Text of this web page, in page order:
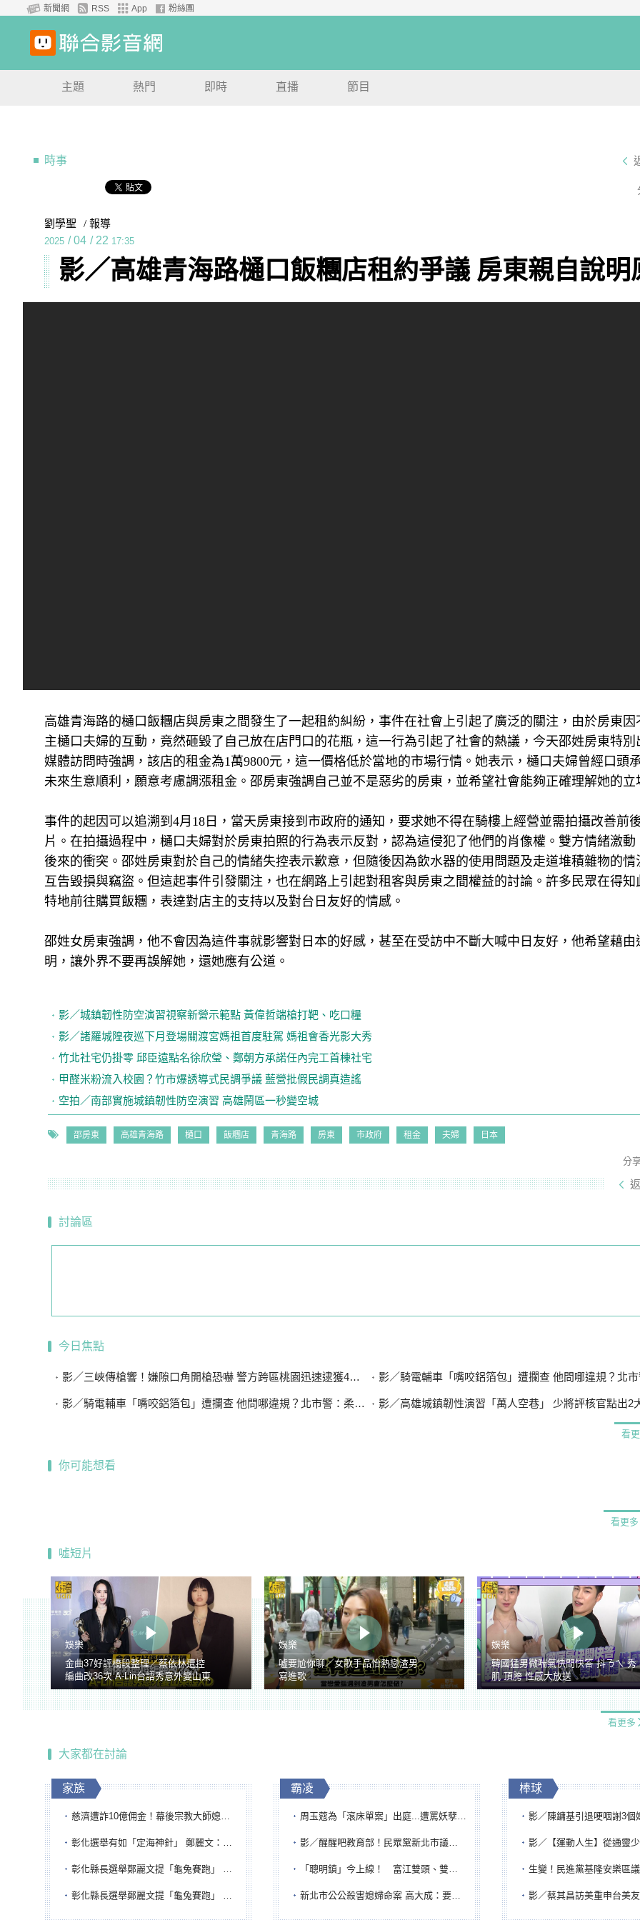
新聞網 RSS App 粉絲團
主題 熱門 即時 直播 節目
時事
劉學聖 / 報導
2025 / 04 / 22 17:35
影／高雄青海路樋口飯糰店租約爭議 房東親自說明
高雄青海路的樋口飯糰店與房東之間發生了一起租約糾紛，事件在社會上引起了廣泛的關注，由於房東因
主樋口夫婦的互動，竟然砸毀了自己放在店門口的花瓶，這一行為引起了社會的熱議，今天邵姓房東特別
媒體訪問時強調，該店的租金為1萬9800元，這一價格低於當地的市場行情。她表示，樋口夫婦曾經口頭
未來生意順利，願意考慮調漲租金。邵房東強調自己並不是惡劣的房東，並希望社會能夠正確理解她的立
事件的起因可以追溯到4月18日，當天房東接到市政府的通知，要求她不得在騎樓上經營並需拍攝改善前
片。在拍攝過程中，樋口夫婦對於房東拍照的行為表示反對，認為這侵犯了他們的肖像權。雙方情緒激動
後來的衝突。邵姓房東對於自己的情緒失控表示歉意，但隨後因為飲水器的使用問題及走道堆積雜物的情
互告毀損與竊盜。但這起事件引發關注，也在網路上引起對租客與房東之間權益的討論。許多民眾在得知
特地前往購買飯糰，表達對店主的支持以及對台日友好的情感。
邵姓女房東強調，他不會因為這件事就影響對日本的好感，甚至在受訪中不斷大喊中日友好，他希望藉由
明，讓外界不要再誤解她，還她應有公道。
影／城鎮韌性防空演習視察新營示範點 黃偉哲端槍打靶、吃口糧
影／諸羅城隍夜巡下月登場關渡宮媽祖首度駐駕 媽祖會香光影大秀
竹北社宅仍掛零 邱臣遠點名徐欣瑩、鄭朝方承諾任內完工首棟社宅
甲醛米粉流入校園？竹市爆誘導式民調爭議 藍營批假民調真造謠
空拍／南部實施城鎮韌性防空演習 高雄鬧區一秒變空城
邵房東 高雄青海路 樋口 飯糰店 青海路 房東 市政府 租金 夫婦 日本
分
討論區
今日焦點
影／三峽傳槍響！嫌隙口角開槍恐嚇 警方跨區桃園迅速逮獲4嫌送辦 影／騎電輔車「嘴咬鋁箔包」遭攔查 他問哪違規？北市警：
影／騎電輔車「嘴咬鋁箔包」遭攔查 他問哪違規？北市警：柔性勸導 影／高雄城鎮韌性演習「萬人空巷」 少將評核官點出2大關鍵
看
你可能想看
看更多
噓短片
娛樂
金曲37好評橋段整理／蔡依林遭控
編曲改36次 A-Lin台語秀意外變山東
腔
娛樂
噓要尬你聊／女歌手品怡熱戀渣男
寫進歌
娛樂
韓國猛男微喘氣快問快答 抖ㄋㄟ 秀
肌 頂胯 性感大放送
看更多
大家都在討論
家族
慈濟遭詐10億佣金！幕後宗教大師媳婦獲100萬交保...快步奔離不發一語
彰化選舉有如「定海神針」 鄭麗文：傾全黨之力讓彰化贏
彰化縣長選舉鄭麗文提「龜兔賽跑」 綠營、無黨籍忙否認是烏龜
彰化縣長選舉鄭麗文提「龜兔賽跑」 綠營、無黨籍忙否認是烏龜
霸凌
周玉蔻為「滾床單案」出庭...遭罵妖孽下地獄 張淑娟批：舌頭殺人有罪
影／醒醒吧教育部！民眾黨新北市議員參選人提出校園反毒防線升級政見
「聰明鎮」今上線！ 富江雙頭、雙一、人頭氣球全登場
新北市公公殺害媳婦命案 高大成：要害殺多刀顯示怨恨深
棒球
影／陳鏞基引退哽咽謝3個媽媽 最大
影／【運動人生】從通靈少女到無任所大使 劉柏君
生變！民進黨基隆安樂區議員提名人黃永翔突
影／蔡其昌訪美重申台美友誼 擔任MLB大